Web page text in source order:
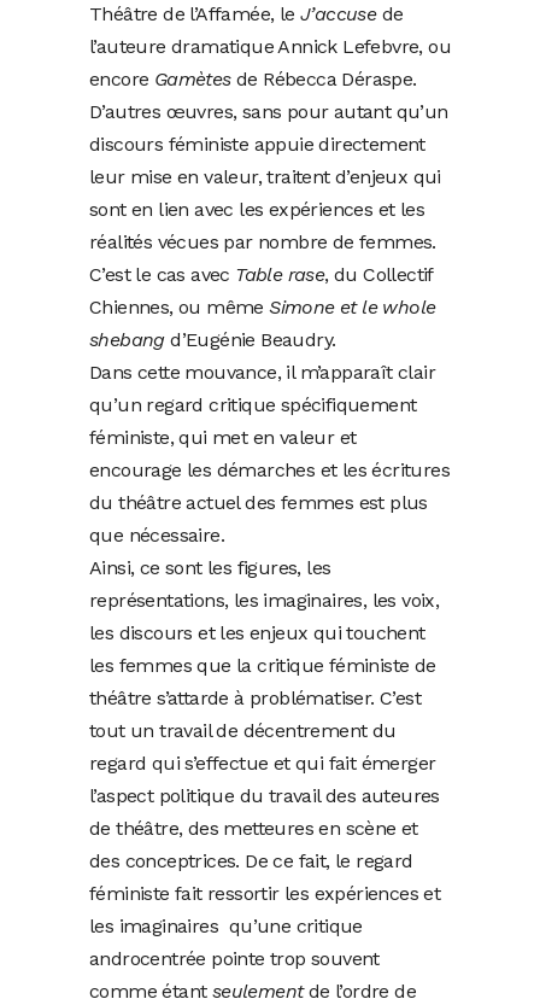
Théâtre de l’Affamée, le J’accusede
l’auteure dramatique Annick Lefebvre, ou
encore Gamètesde Rébecca Déraspe.
D’autres œuvres, sans pour autant qu’un
discours féministe appuie directement
leur mise en valeur, traitent d’enjeux qui
sont en lien avec les expériences et les
réalités vécues par nombre de femmes.
C’est le cas avec Table rase, du Collectif
Chiennes, ou mêmeSimone et le whole
shebangd’Eugénie Beaudry.
Dans cette mouvance, il m’apparaît clair
qu’un regard critique spécifiquement
féministe, qui met en valeur et
encourage les démarches et les écritures
du théâtre actuel des femmes est plus
que nécessaire.
Ainsi, ce sont les figures, les
représentations, les imaginaires, les voix,
les discours et les enjeux qui touchent
les femmes que la critique féministe de
théâtre s’attarde à problématiser. C’est
tout un travail de décentrement du
regard qui s’effectue et qui fait émerger
l’aspect politique du travail des auteures
de théâtre, des metteures en scène et
des conceptrices. De ce fait, le regard
féministe fait ressortir les expériences et
les imaginaires qu’une critique
androcentrée pointe trop souvent
comme étant seulementde l’ordre de